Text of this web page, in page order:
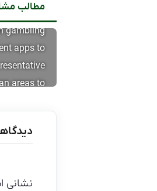
مطالب
often be
gambling
apps to
areas to
نشانی